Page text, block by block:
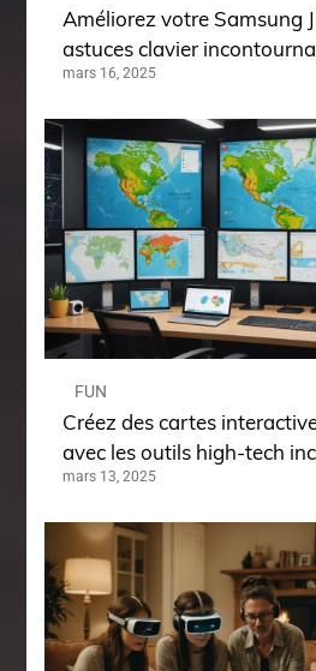
Améliorez votre Samsung
astuces clavier
mars 16, 2025
FUN
Créez des cartes
avec les outils high-tech
mars 13, 2025